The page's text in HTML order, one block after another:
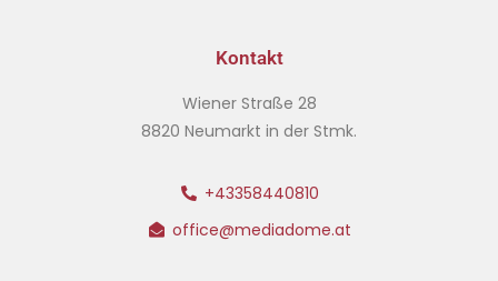
Kontakt
Wiener Straße 28
8820 Neumarkt in der Stmk.
+43358440810
office@mediadome.at